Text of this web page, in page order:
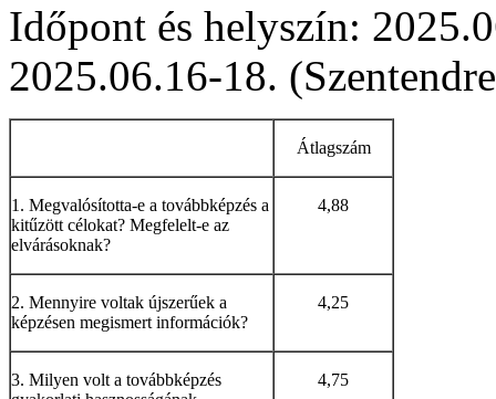
Időpont és helyszín:
2025.06.16-18.
Átlagszám
1. Megvalósította-e a továbbképzés a
kitűzött célokat? Megfelelt-e az
elvárásoknak?
4,88
2. Mennyire voltak újszerűek a
képzésen megismert információk?
4,25
3. Milyen volt a továbbképzés
4,75